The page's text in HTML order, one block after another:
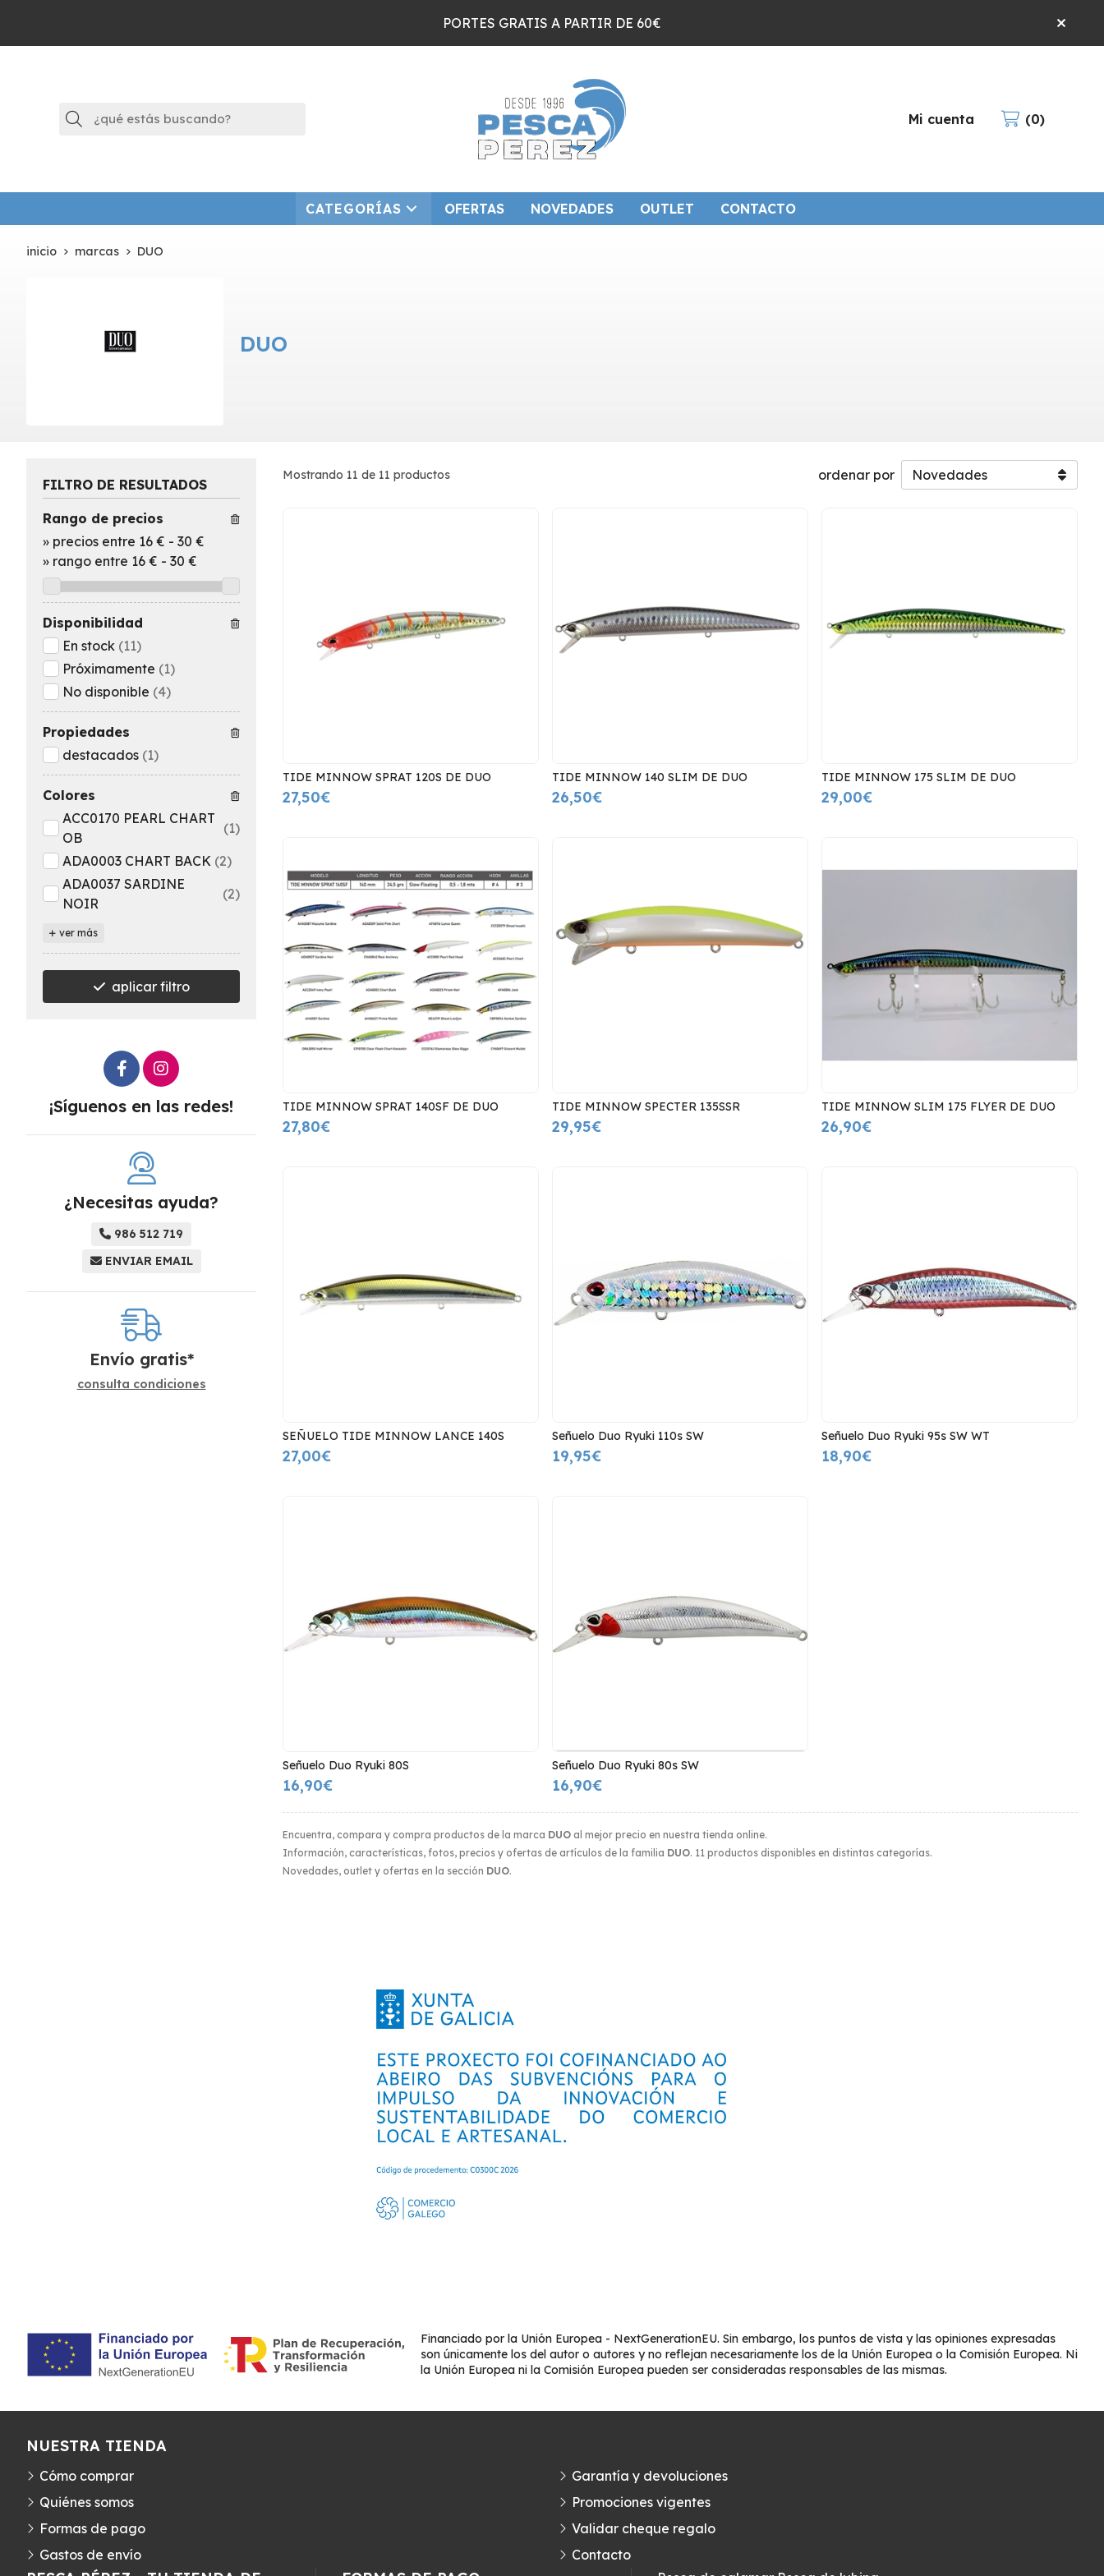
PORTES GRATIS A PARTIR DE 60€
Buscar Mi cuenta 0
CATEGORÍAS OFERTAS NOVEDADES OUTLET CONTACTO
inicio marcas DUO
DUO
Encuentra, compara y compra productos de la marca DUO al mejor precio en nuestra tienda online.
Información, características, fotos, precios y ofertas de artículos de la familia DUO. 11 productos disponibles en distintas categorías.
Novedades, outlet y ofertas en la sección DUO.
Mostrando 11 de 11 productos ordenar por
TIDE MINNOW SPRAT 120S DE DUO
27,50€
TIDE MINNOW 140 SLIM DE DUO
26,50€
TIDE MINNOW 175 SLIM DE DUO
29,00€
TIDE MINNOW SPRAT 140SF DE DUO
27,80€
TIDE MINNOW SPECTER 135SSR
29,95€
TIDE MINNOW SLIM 175 FLYER DE DUO
26,90€
SEÑUELO TIDE MINNOW LANCE 140S
27,00€
Señuelo Duo Ryuki 110s SW
19,95€
Señuelo Duo Ryuki 95s SW WT
18,90€
Señuelo Duo Ryuki 80S
16,90€
Señuelo Duo Ryuki 80s SW
16,90€
FILTRO DE RESULTADOS
Rango de precios
» precios entre 16 € - 30 €
» rango entre 16 € - 30 €
Disponibilidad
En stock (11)
Próximamente (1)
No disponible (4)
Propiedades
destacados (1)
Colores
ACC0170 PEARL CHART
OB
(1)
ADA0003 CHART BACK (2)
ADA0037 SARDINE
NOIR
(2)
ver más
aplicar filtro
¡Síguenos en las redes!
¿Necesitas ayuda?
986 512 719
ENVIAR EMAIL
Envío gratis*
consulta condiciones
Financiado por la Unión Europea - NextGenerationEU. Sin embargo, los puntos de vista y las opiniones expresadas
son únicamente los del autor o autores y no reflejan necesariamente los de la Unión Europea o la Comisión Europea. Ni
la Unión Europea ni la Comisión Europea pueden ser consideradas responsables de las mismas.
NUESTRA TIENDA
Cómo comprar
Quiénes somos
Formas de pago
Gastos de envío
Garantía y devoluciones
Promociones vigentes
Validar cheque regalo
Contacto